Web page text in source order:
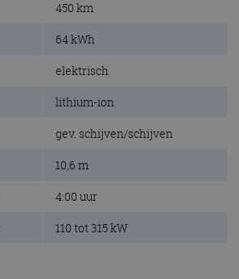
450 km
64 kWh
elektrisch
lithium-ion
gev. schijven/schijven
10,6 m
4:00 uur
110 tot 315 kW